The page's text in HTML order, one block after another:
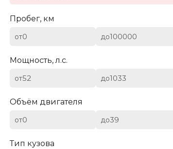
Chevrolet
Dodge
Пробег, км
от до
Мощность, л.с.
от до
Объём двигателя
от до
Тип кузова